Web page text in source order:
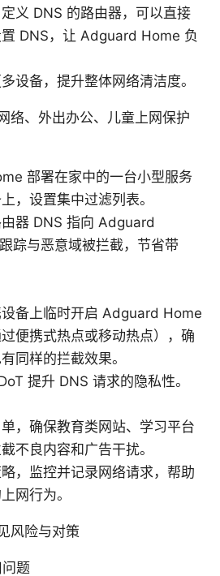
义 DNS 的路由器，可以直接
DNS，让 Adguard Home 负
设备，提升整体网络清洁度。
络、外出办公、儿童上网保护
部署在家中的一台小型服务
，设置集中过滤列表。
器 DNS 指向 Adguard
踪与恶意域被拦截，节省带
备上临时开启 Adguard Home
便携式热点或移动热点），确
同样的拦截效果。
提升 DNS 请求的隐私性。
，确保教育类网站、学习平台
不良内容和广告干扰。
，监控并记录网络请求，帮助
网行为。
风险与对策
题